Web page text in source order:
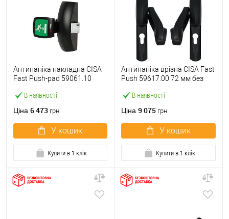
В наявності
Антипаніка накладна CISA
Fast Push-pad 59061.10
Ціна 6 473 грн.
У кошик
Купити в 1 клік
В наявності
Антипаніка врізна CISA Fast
Push 59617.00 72 мм без
Ціна 9 075 грн.
У кошик
Купити в 1 клік